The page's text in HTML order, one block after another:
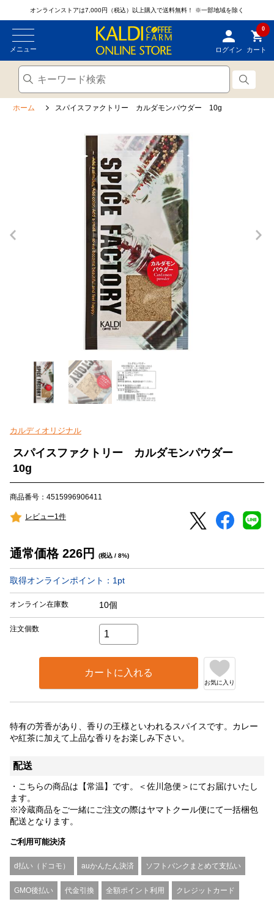
オンラインストアは7,000円（税込）以上購入で送料無料！ ※一部地域を除く
メニュー ログイン
0
カート
ホーム スパイスファクトリー カルダモンパウダー 10g
カルディオリジナル
スパイスファクトリー カルダモンパウダー
10g
商品番号：4515996906411
レビュー1件
通常価格 226円 (税込 / 8%)
取得オンラインポイント： 1 pt
オンライン在庫数 10個
注文個数
カートに入れる
お気に入り
特有の芳香があり、香りの王様といわれるスパイスです。カレー
や紅茶に加えて上品な香りをお楽しみ下さい。
配送
・こちらの商品は【常温】です。＜佐川急便＞にてお届けいたし
ます。
※冷蔵商品をご一緒にご注文の際はヤマトクール便にて一括梱包
配送となります。
ご利用可能決済
d払い（ドコモ） auかんたん決済 ソフトバンクまとめて支払い
GMO後払い 代金引換 全額ポイント利用 クレジットカード